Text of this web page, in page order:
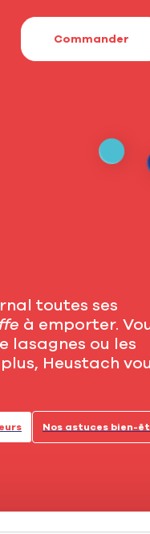
Commander
toutes ses
à emporter.
lasagnes ou les
Heustach
Nos astuces bien-